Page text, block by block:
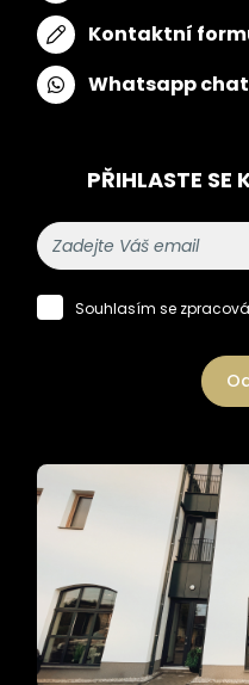
Kontaktní
Whatsapp chat
PŘIHLASTE SE
Souhlasím se